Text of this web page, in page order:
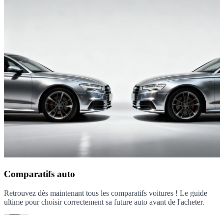
Comparatifs auto
Retrouvez dès maintenant tous les comparatifs voitures ! Le guide
ultime pour choisir correctement sa future auto avant de l'acheter.